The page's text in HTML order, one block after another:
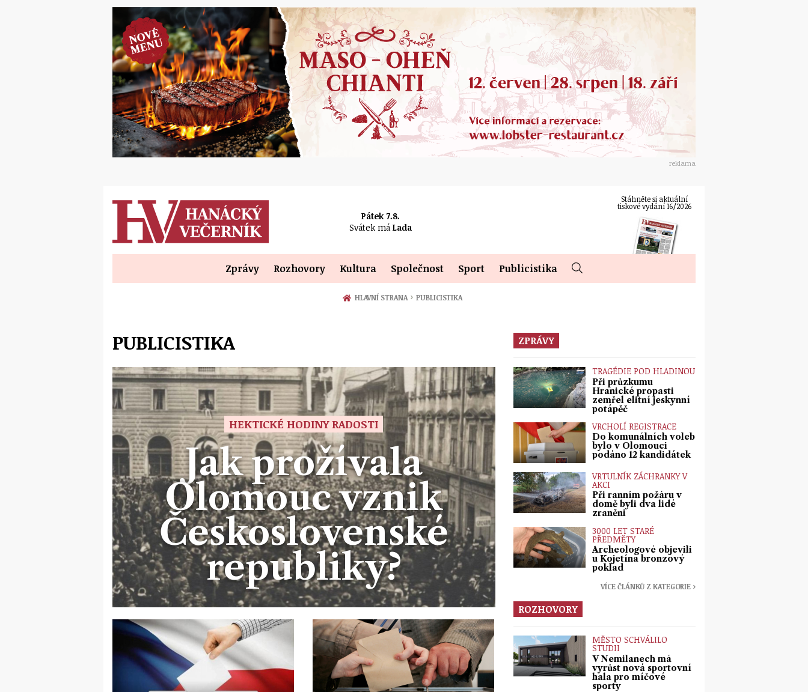
reklama
Pátek 7.8.
Svátek má Lada
Stáhněte si aktuální
tiskové vydání 16/2026
Zprávy Rozhovory Kultura Společnost Sport Publicistika
HLAVNÍ STRANA › PUBLICISTIKA
PUBLICISTIKA
HEKTICKÉ HODINY RADOSTI
Jak prožívala
Olomouc vznik
Československé
republiky?
ZPRÁVY
TRAGÉDIE POD HLADINOU
Při průzkumu
Hranické propasti
zemřel elitní jeskynní
potápěč
VRCHOLÍ REGISTRACE
Do komunálních voleb
bylo v Olomouci
podáno 12 kandidátek
VRTULNÍK ZÁCHRANKY V
AKCI
Při ranním požáru v
domě byli dva lidé
zraněni
3000 LET STARÉ
PŘEDMĚTY
Archeologové objevili
u Kojetína bronzový
poklad
VÍCE ČLÁNKŮ Z KATEGORIE ›
ROZHOVORY
MĚSTO SCHVÁLILO
STUDII
V Nemilanech má
vyrůst nová sportovní
hala pro míčové
sporty